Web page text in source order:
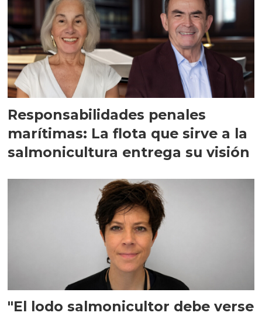
Responsabilidades penales
marítimas: La flota que sirve a la
salmonicultura entrega su visión
"El lodo salmonicultor debe verse